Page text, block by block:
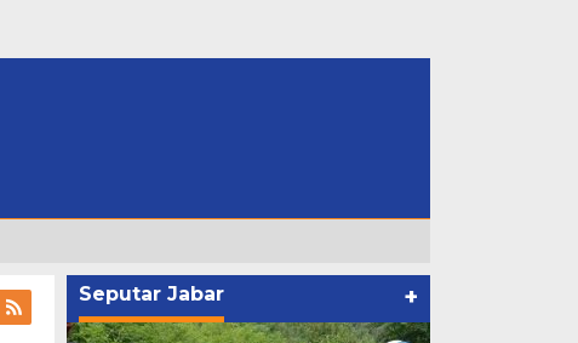
Seputar Jabar +